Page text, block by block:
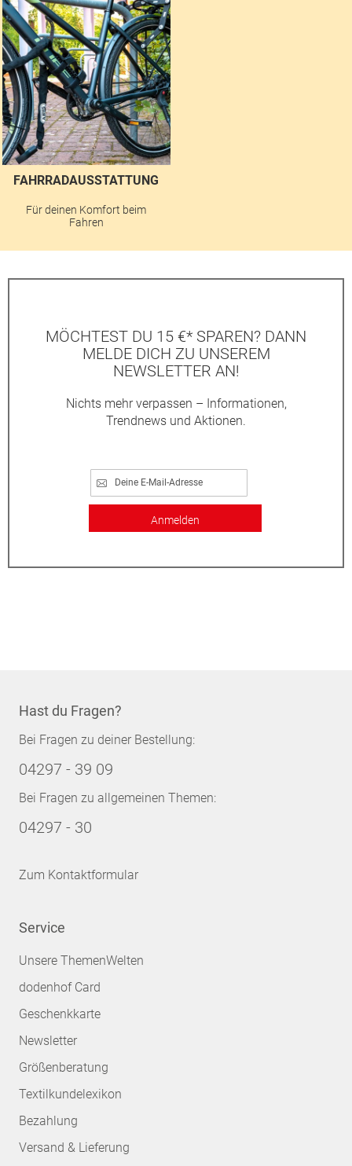
FAHRRADAUSSTATTUNG
Für deinen Komfort beim
Fahren
MÖCHTEST DU 15 €* SPAREN? DANN
MELDE DICH ZU UNSEREM
NEWSLETTER AN!
Nichts mehr verpassen – Informationen,
Trendnews und Aktionen.
Anmelden
Hast du Fragen?
Bei Fragen zu deiner Bestellung:
04297 - 39 09
Bei Fragen zu allgemeinen Themen:
04297 - 30
Zum Kontaktformular
Service
Unsere ThemenWelten
dodenhof Card
Geschenkkarte
Newsletter
Größenberatung
Textilkundelexikon
Bezahlung
Versand & Lieferung